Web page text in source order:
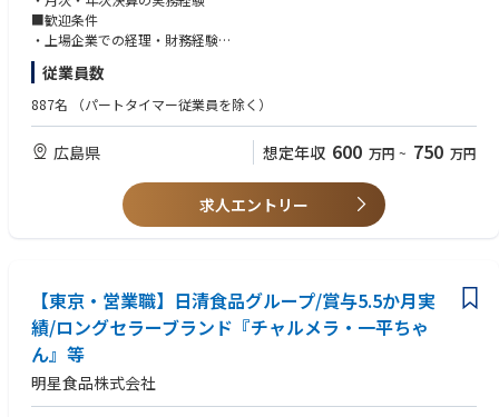
管理会計
・予算策定
・事業別損益分析
・経営資料作成 など
マネジメント・改善業務
・経理業務フローの改善
■歓迎条件
・上場企業での経理・財務経験
・経理・財務経験10年以上
・課長・係長・リーダーなどの取りまとめ経験
・連結決算、開示、監査法人対応の経験
・日商簿記2級以上
・食品メーカー・製造業での経理経験
■歓迎する人物像
・次世代の管理職として組織を牽引したい方
・専門性を活かし、経営に近い立場で働きたい方
従業員数
887名 （パートタイマー従業員を除く）
広島県 想定年収 600 万円 ~ 750 万円
求人エントリー
【東京・営業職】日清食品グループ/賞与5.5か月実
績/ロングセラーブランド『チャルメラ・一平ちゃ
ん』等
明星食品株式会社